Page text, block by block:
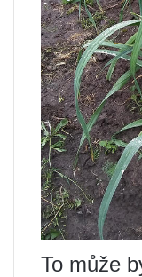
To může